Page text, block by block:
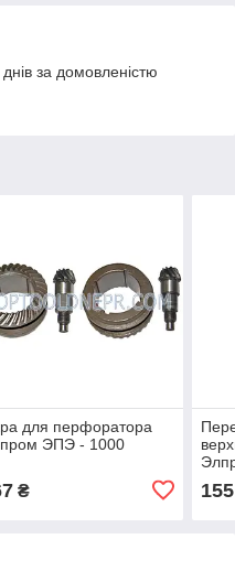
за домовленістю
для перфоратора
ЭПЭ - 1000
₴